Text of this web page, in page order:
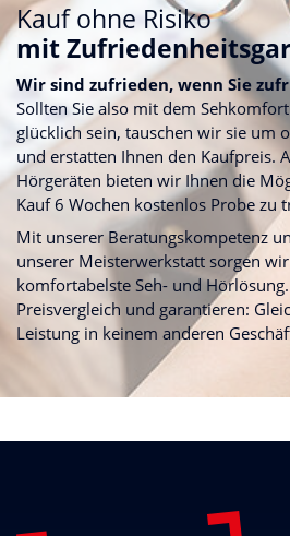
Kauf ohne Risiko
mit
Wir sind zufrieden, wenn Sie
Sollten Sie also mit dem
glücklich sein, tauschen wir sie um
und erstatten Ihnen den Kaufpreis.
Hörgeräten bieten wir Ihnen die
Kauf 6 Wochen kostenlos Probe zu
Mit unserer Beratungskompetenz
unserer Meisterwerkstatt sorgen
komfortabelste Seh- und
Preisvergleich und garantieren:
Leistung in keinem anderen